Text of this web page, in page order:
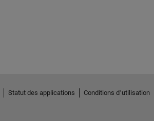
Statut des applications
Conditions d՚utilisation